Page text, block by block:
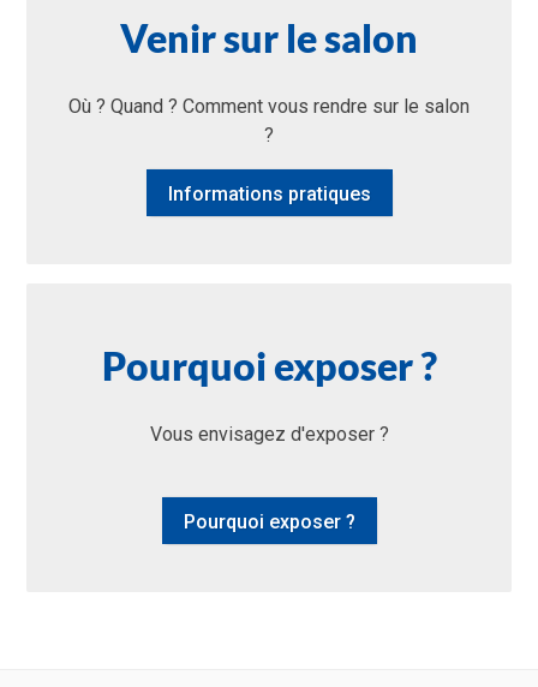
Venir sur le salon
Où ? Quand ? Comment vous rendre sur le salon
?
Informations pratiques
Pourquoi exposer ?
Vous envisagez d'exposer ?
Pourquoi exposer ?